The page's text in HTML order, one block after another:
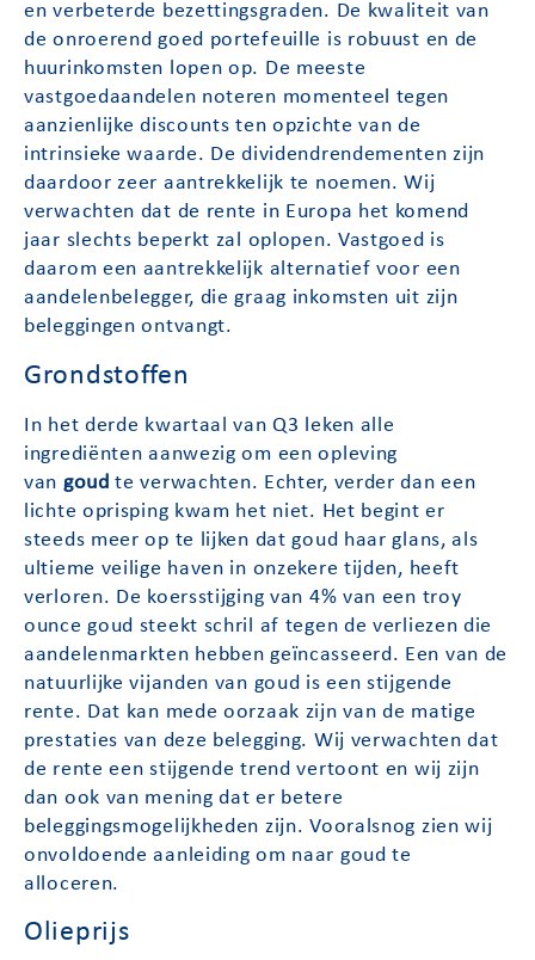
en verbeterde bezettingsgraden. De kwaliteit van
de onroerend goed portefeuille is robuust en de
huurinkomsten lopen op. De meeste
vastgoedaandelen noteren momenteel tegen
aanzienlijke discounts ten opzichte van de
intrinsieke waarde. De dividendrendementen zijn
daardoor zeer aantrekkelijk te noemen. Wij
verwachten dat de rente in Europa het komend
jaar slechts beperkt zal oplopen. Vastgoed is
daarom een aantrekkelijk alternatief voor een
aandelenbelegger, die graag inkomsten uit zijn
beleggingen ontvangt.
Grondstoffen
In het derde kwartaal van Q3 leken alle
ingrediënten aanwezig om een opleving
van goudte verwachten. Echter, verder dan een
lichte oprisping kwam het niet. Het begint er
steeds meer op te lijken dat goud haar glans, als
ultieme veilige haven in onzekere tijden, heeft
verloren. De koersstijging van 4% van een troy
ounce goud steekt schril af tegen de verliezen die
aandelenmarkten hebben geïncasseerd. Een van de
natuurlijke vijanden van goud is een stijgende
rente. Dat kan mede oorzaak zijn van de matige
prestaties van deze belegging. Wij verwachten dat
de rente een stijgende trend vertoont en wij zijn
dan ook van mening dat er betere
beleggingsmogelijkheden zijn. Vooralsnog zien wij
onvoldoende aanleiding om naar goud te
alloceren.
Olieprijs